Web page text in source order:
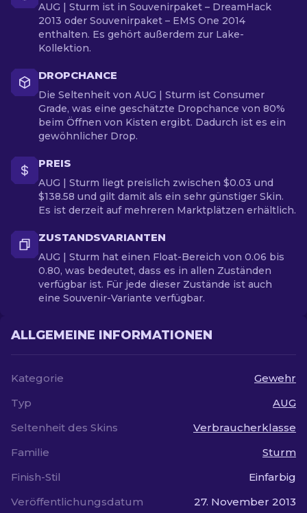
AUG | Sturm ist in Souvenirpaket – DreamHack
2013 oder Souvenirpaket – EMS One 2014
enthalten. Es gehört außerdem zur Lake-
Kollektion.
DROPCHANCE
Die Seltenheit von AUG | Sturm ist Consumer
Grade, was eine geschätzte Dropchance von 80%
beim Öffnen von Kisten ergibt. Dadurch ist es ein
gewöhnlicher Drop.
PREIS
AUG | Sturm liegt preislich zwischen $0.03 und
$138.58 und gilt damit als ein sehr günstiger Skin.
Es ist derzeit auf mehreren Marktplätzen erhältlich.
ZUSTANDSVARIANTEN
AUG | Sturm hat einen Float-Bereich von 0.06 bis
0.80, was bedeutet, dass es in allen Zuständen
verfügbar ist. Für jede dieser Zustände ist auch
eine Souvenir-Variante verfügbar.
ALLGEMEINE INFORMATIONEN
Kategorie
Gewehr
Typ
AUG
Seltenheit des Skins
Verbraucherklasse
Familie
Sturm
Finish-Stil
Einfarbig
Veröffentlichungsdatum
27. November 2013